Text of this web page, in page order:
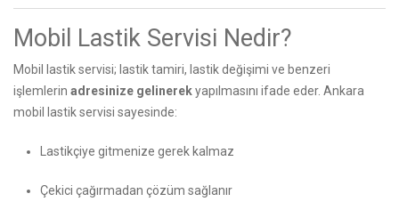
Mobil Lastik Servisi Nedir?
Mobil lastik servisi; lastik tamiri, lastik değişimi ve benzeri
işlemlerin adresinize gelinerekyapılmasını ifade eder. Ankara
mobil lastik servisi sayesinde:
Lastikçiye gitmenize gerek kalmaz
Çekici çağırmadan çözüm sağlanır